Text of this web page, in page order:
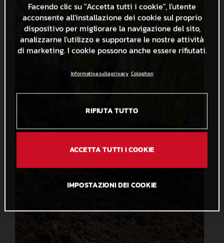
Facendo clic su "Accetta tutti i cookie", l'utente
acconsente all'installazione dei cookie sul proprio
dispositivo per migliorare la navigazione del sito,
analizzarne l'utilizzo e supportare le nostre attività
di marketing. I cookie possono anche essere rifiutati.
Informativa sulla privacy Colophon
RIFIUTA TUTTO
ACCETTA TUTTI I COOKIE
IMPOSTAZIONI DEI COOKIE